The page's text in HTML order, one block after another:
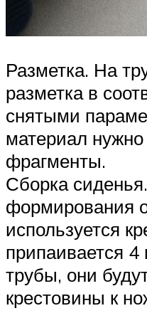
Разметка. На
разметка в
снятыми
материал нужно
фрагменты.
Сборка
формирования
используется
припаивается 4
трубы, они
крестовины к